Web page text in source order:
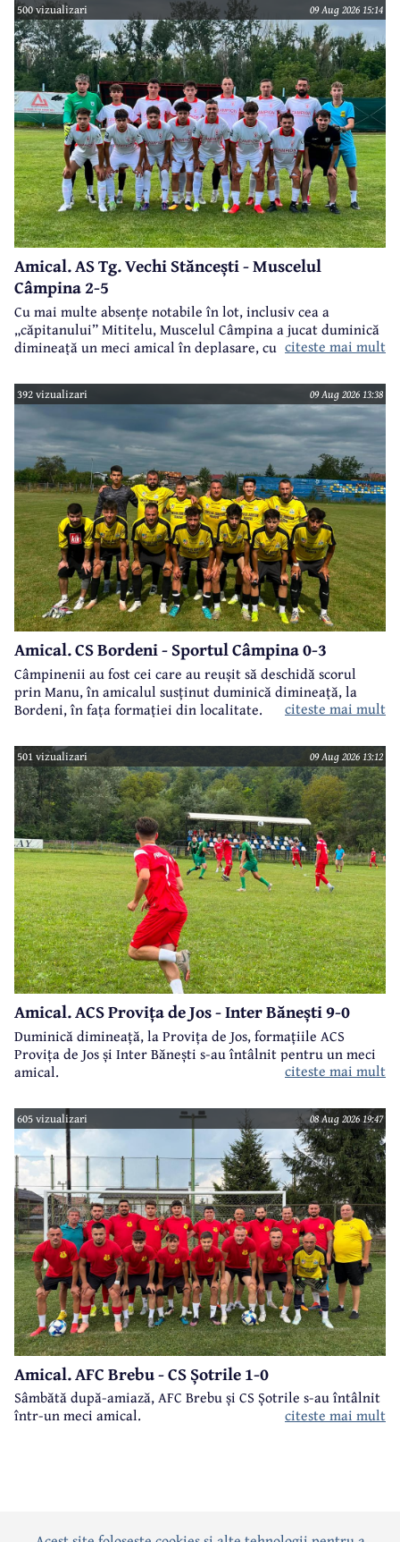
500 vizualizari 09 Aug 2026 15:14
Amical. AS Tg. Vechi Stăncești - Muscelul
Câmpina 2-5
Cu mai multe absențe notabile în lot, inclusiv cea a
„căpitanului” Mititelu, Muscelul Câmpina a jucat duminică
dimineață un meci amical în deplasare, cu formația AS Tg.
citeste mai mult
392 vizualizari 09 Aug 2026 13:38
Amical. CS Bordeni - Sportul Câmpina 0-3
Câmpinenii au fost cei care au reușit să deschidă scorul
prin Manu, în amicalul susținut duminică dimineață, la
Bordeni, în fața formației din localitate.
citeste mai mult
501 vizualizari 09 Aug 2026 13:12
Amical. ACS Provița de Jos - Inter Bănești 9-0
Duminică dimineață, la Provița de Jos, formațiile ACS
Provița de Jos și Inter Bănești s-au întâlnit pentru un meci
amical.
citeste mai mult
605 vizualizari 08 Aug 2026 19:47
Amical. AFC Brebu - CS Șotrile 1-0
Sâmbătă după-amiază, AFC Brebu și CS Șotrile s-au întâlnit
într-un meci amical.
citeste mai mult